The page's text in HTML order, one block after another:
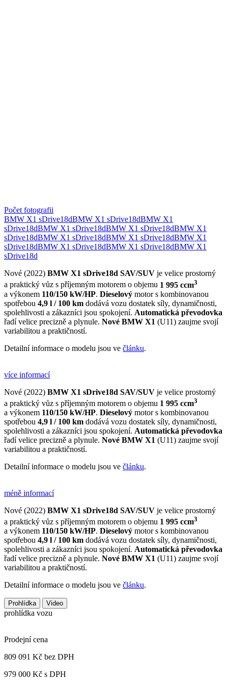
Počet fotografii
BMW X1 sDrive18dBMW X1 sDrive18dBMW X1
sDrive18dBMW X1 sDrive18dBMW X1 sDrive18dBMW X1
sDrive18dBMW X1 sDrive18dBMW X1 sDrive18dBMW X1
sDrive18dBMW X1 sDrive18dBMW X1 sDrive18dBMW X1
sDrive18d
Nové (2022) BMW X1 sDrive18d SAV/SUV je velice prostorný
a praktický vůz s příjemným motorem o objemu 1 995 ccm3
a výkonem 110/150 kW/HP. Dieselový motor s kombinovanou
spotřebou 4,9 l / 100 km dodává vozu dostatek síly, dynamičnosti,
spolehlivosti a zákazníci jsou spokojení. Automatická převodovka
řadí velice precizně a plynule. Nové BMW X1 (U11) zaujme svojí
variabilitou a praktičností.
Detailní informace o modelu jsou ve článku.
více informací
Nové (2022) BMW X1 sDrive18d SAV/SUV je velice prostorný
a praktický vůz s příjemným motorem o objemu 1 995 ccm3
a výkonem 110/150 kW/HP. Dieselový motor s kombinovanou
spotřebou 4,9 l / 100 km dodává vozu dostatek síly, dynamičnosti,
spolehlivosti a zákazníci jsou spokojení. Automatická převodovka
řadí velice precizně a plynule. Nové BMW X1 (U11) zaujme svojí
variabilitou a praktičností.
Detailní informace o modelu jsou ve článku.
méně informací
Nové (2022) BMW X1 sDrive18d SAV/SUV je velice prostorný
a praktický vůz s příjemným motorem o objemu 1 995 ccm3
a výkonem 110/150 kW/HP. Dieselový motor s kombinovanou
spotřebou 4,9 l / 100 km dodává vozu dostatek síly, dynamičnosti,
spolehlivosti a zákazníci jsou spokojení. Automatická převodovka
řadí velice precizně a plynule. Nové BMW X1 (U11) zaujme svojí
variabilitou a praktičností.
Detailní informace o modelu jsou ve článku.
Prohlídka Video
prohlídka vozu
Prodejní cena
809 091 Kč bez DPH
979 000 Kč s DPH